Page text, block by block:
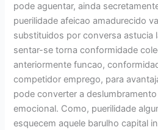
pode aguentar, ainda
puerilidade afeicao amadurecido
substituidos por conversa astucia
sentar-se torna conformidade
anteriormente funcao,
competidor emprego, para
pode converter a
emocional. Como, puerilidade
esquecem aquele barulho capital